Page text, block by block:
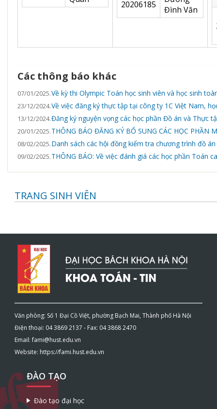
TRANG SINH VIÊN
20206185
Đình Văn
Các thông báo khác
07/01/2025.Về kỳ thi Olympic Toán học sinh viên và học sinh
23/12/2024.Về việc đăng ký thực tập tại công ty 1C Việt Nam,
13/12/2024.Đăng ký nguyện vọng các học phần Đồ án và Thực
20/01/2025.THÔNG BÁO ĐĂNG KÝ BỔ SUNG CÁC HỌC PHẦN
08/02/2025.Danh sách các hội đồng kiểm tra chương trình đồ
09/02/2025.THÔNG BÁO: Về việc đánh giá các học phần Toán
Văn phòng: Số 1 Đại Cồ Việt, phường Bạch Mai, Thành phố Hà Nội
Điện thoại: 04 3869 2137 - Fax: 04 3868 2470
Email: fami@hust.edu.vn
Website: https://fami.hust.edu.vn
ĐÀO TẠO
Đào tạo đại học